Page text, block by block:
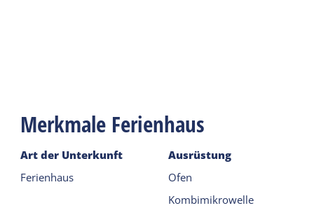
Merkmale Ferienhaus
Art der Unterkunft
Ferienhaus
Ausrüstung
Ofen
Kombimikrowelle